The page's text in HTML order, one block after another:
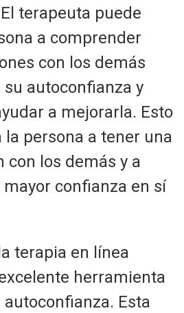
terapeuta puede
a comprender
con los demás
autoconfianza y
a mejorarla. Esto
la persona a tener una
con los demás y a
confianza en sí
terapia en línea
herramienta
Esta